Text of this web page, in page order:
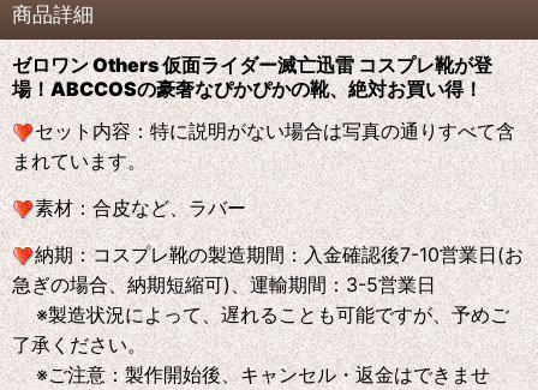
商品詳細
ゼロワン Others 仮面ライダー滅亡迅雷 コスプレ靴が登
場！ABCCOSの豪奢なぴかぴかの靴、絶対お買い得！
セット内容：特に説明がない場合は写真の通りすべて含
まれています。
素材：合皮など、ラバー
納期：コスプレ靴の製造期間：入金確認後7-10営業日(お
急ぎの場合、納期短縮可)、運輸期間：3-5営業日
※製造状況によって、遅れることも可能ですが、予めご
了承ください。
※ご注意：製作開始後、キャンセル・返金はできませ